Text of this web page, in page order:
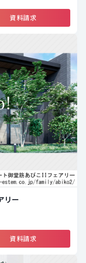
資料請求
リー
資料請求